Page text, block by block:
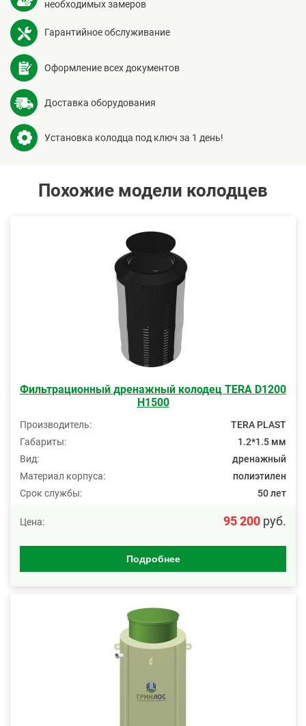
необходимых замеров
Гарантийное обслуживание
Оформление всех документов
Доставка оборудования
Установка колодца под ключ за 1 день!
Похожие модели колодцев
Фильтрационный дренажный колодец TERA D1200
H1500
Производитель:
TERA PLAST
Габариты:
1.2*1.5 мм
Вид:
дренажный
Материал корпуса:
полиэтилен
Срок службы:
50 лет
Цена: 95 200 руб.
Подробнее